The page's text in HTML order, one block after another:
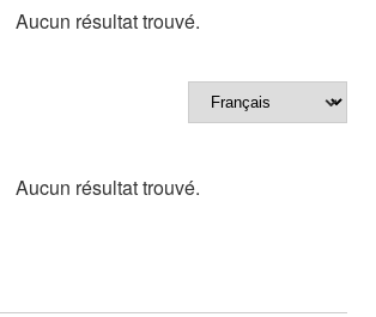
Aucun résultat trouvé.
Aucun résultat trouvé.